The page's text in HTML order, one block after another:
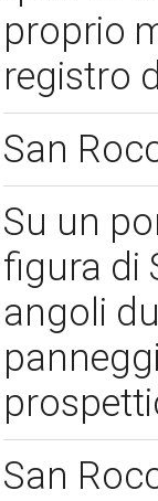
proprio
registro
San
Su un
figura di
angoli
San